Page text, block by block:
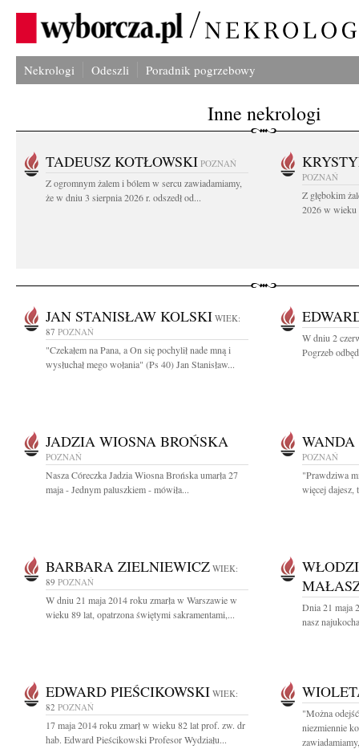
Nekrologi Odeszli Poradnik pogrzebowy
Inne nekrologi
TADEUSZ KOTŁOWSKI POZNAŃ
Z ogromnym żalem i bólem w sercu zawiadamiamy,
że w dniu 3 sierpnia 2026 r. odszedł od...
POZNAŃ
Z głębokim
2026 w wieku
JAN STANISŁAW KOLSKI WIEK:
87 POZNAŃ
"Czekałem na Pana, a On się pochylił nade mną i
wysłuchał mego wołania" (Ps 40) Jan Stanisław...
W dniu 2
Pogrzeb
JADZIA WIOSNA BROŃSKA
POZNAŃ
Nasza Córeczka Jadzia Wiosna Brońska umarła 27
maja - Jednym paluszkiem - mówiła...
POZNAŃ
"Prawdziwa
więcej dajesz,
BARBARA ZIELNIEWICZ WIEK:
89 POZNAŃ
W dniu 21 maja 2014 roku zmarła w Warszawie w
wieku 89 lat, opatrzona świętymi sakramentami,...
Dnia 21 maja
nasz
EDWARD PIEŚCIKOWSKI WIEK:
82 POZNAŃ
17 maja 2014 roku zmarł w wieku 82 lat prof. zw. dr
hab. Edward Pieścikowski Profesor Wydziału...
"Można
niezmiennie